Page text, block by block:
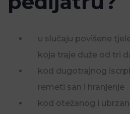
u slučaju povišene
koja traje duže od tri
kod dugotrajnog
remeti san i hranjenje
kod otežanog i